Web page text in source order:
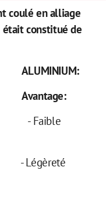
coulé en alliage
constitué de
ALUMINIUM:
Avantage:
- Faible